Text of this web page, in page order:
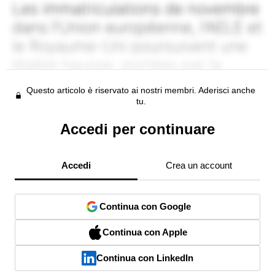
Questo articolo è riservato ai nostri membri. Aderisci anche
tu.
Accedi per continuare
Accedi Crea un account
Continua con Google
Continua con Apple
Continua con LinkedIn